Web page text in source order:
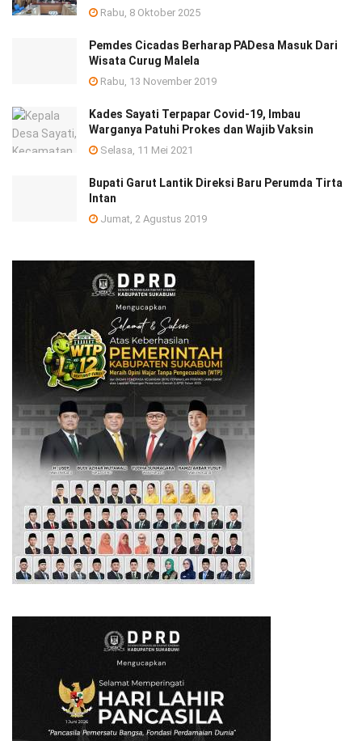
Rabu, 8 Oktober 2025
Pemdes Cicadas Berharap PADesa Masuk Dari
Wisata Curug Malela
Rabu, 13 November 2019
Kades Sayati Terpapar Covid-19, Imbau
Warganya Patuhi Prokes dan Wajib Vaksin
Selasa, 11 Mei 2021
Bupati Garut Lantik Direksi Baru Perumda Tirta
Intan
Jumat, 2 Agustus 2019